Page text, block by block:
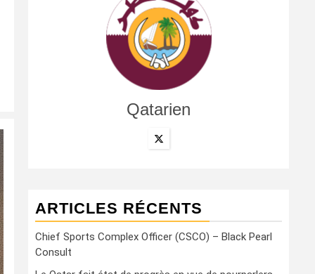
Qatarien
ARTICLES RÉCENTS
Chief Sports Complex Officer (CSCO) – Black Pearl
Consult